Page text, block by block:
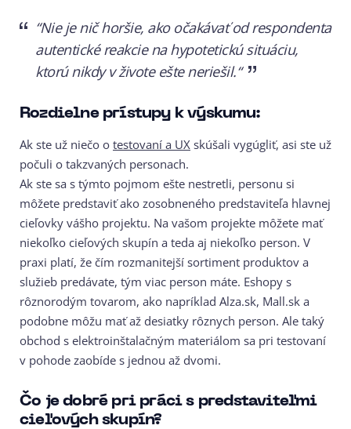
“Nie je nič horšie, ako očakávať od respondenta
autentické reakcie na hypotetickú situáciu,
ktorú nikdy v živote ešte neriešil.“
Rozdielne prístupy k výskumu:
Ak ste už niečo o testovaní a UX skúšali vygúgliť, asi ste už
počuli o takzvaných personach.
Ak ste sa s týmto pojmom ešte nestretli, personu si
môžete predstaviť ako zosobneného predstaviteľa hlavnej
cieľovky vášho projektu. Na vašom projekte môžete mať
niekoľko cieľových skupín a teda aj niekoľko person. V
praxi platí, že čím rozmanitejší sortiment produktov a
služieb predávate, tým viac person máte. Eshopy s
rôznorodým tovarom, ako napríklad Alza.sk, Mall.sk a
podobne môžu mať až desiatky rôznych person. Ale taký
obchod s elektroinštalačným materiálom sa pri testovaní
v pohode zaobíde s jednou až dvomi.
Čo je dobré pri práci s predstaviteľmi
cieľových skupín?